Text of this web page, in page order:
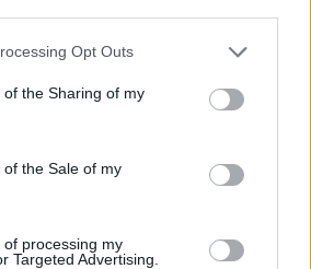
app uses one or more Google
or usage behaviour. You may click to
to Google and its third-party tags to
specified purposes in below Google
Opt Outs
the Sharing of my
the Sale of my
processing my
Targeted Advertising.
pilsētās
kvadrātmetru
ir gandrīz
arvien